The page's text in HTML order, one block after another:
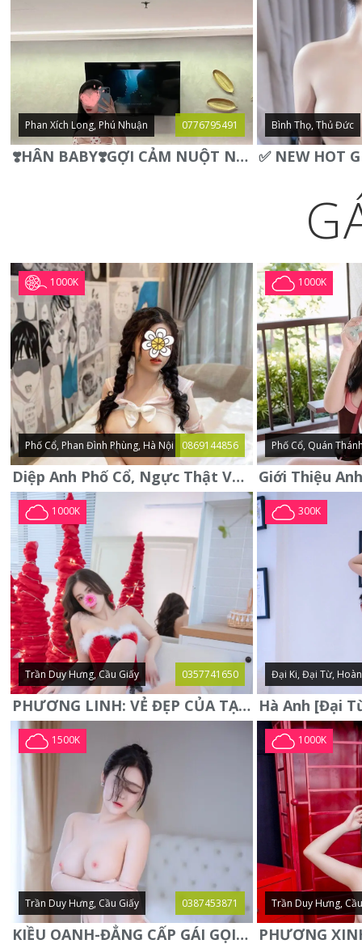
Phan Xích Long, Phú Nhuận 0776795491
❣️HÂN BABY❣️GỢI CẢM NUỘT NÀ DÁNG SON XINH XINH QUYẾN RŨ
Bình Thọ, Thủ Đức
1000K
Phố Cổ, Phan Đình Phùng, Hà Nội 0869144856
Diệp Anh Phố Cổ, Ngực Thật Vú To Thơm Tho Quyến Rũ
1000K
Phố Cổ, Quán
1000K
Trần Duy Hưng, Cầu Giấy 0357741650
PHƯƠNG LINH: VẺ ĐẸP CỦA TẠO HÓA, XINH ĐẸP, SEXY, QUYỄN RŨ
300K
Đại Ki, Đại Từ,
1500K
Trần Duy Hưng, Cầu Giấy 0387453871
KIỀU OANH-ĐẲNG CẤP GÁI GỌI XINH SANG-NGOAN NGOÃN
1000K
Trần Duy Hưng,